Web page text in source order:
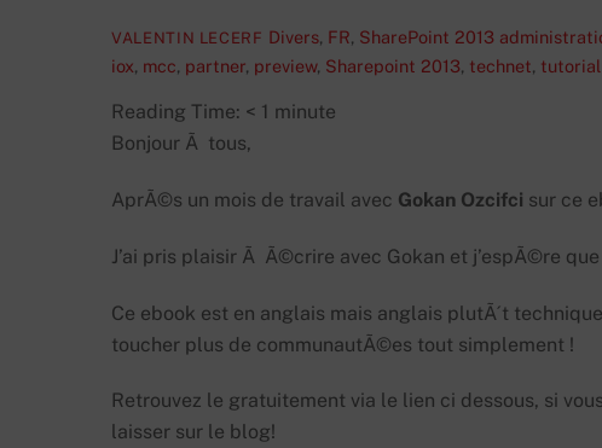
VALENTIN LECERF Divers, FR, SharePoint 2013
iox, mcc, partner, preview, Sharepoint 2013, technet, tutorial
Reading Time: < 1 minute
Bonjour Ã tous,
AprÃ©s un mois de travail avec Gokan Ozcifci sur ce
J’ai pris plaisir Ã Ã©crire avec Gokan et j’espÃ©re
Ce ebook est en anglais mais anglais plutÃ´t
toucher plus de communautÃ©es tout simplement !
Retrouvez le gratuitement via le lien ci dessous, si
laisser sur le blog!